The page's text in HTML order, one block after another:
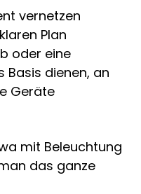
vernetzen
Plan
oder eine
Basis dienen, an
Geräte
mit Beleuchtung
das ganze